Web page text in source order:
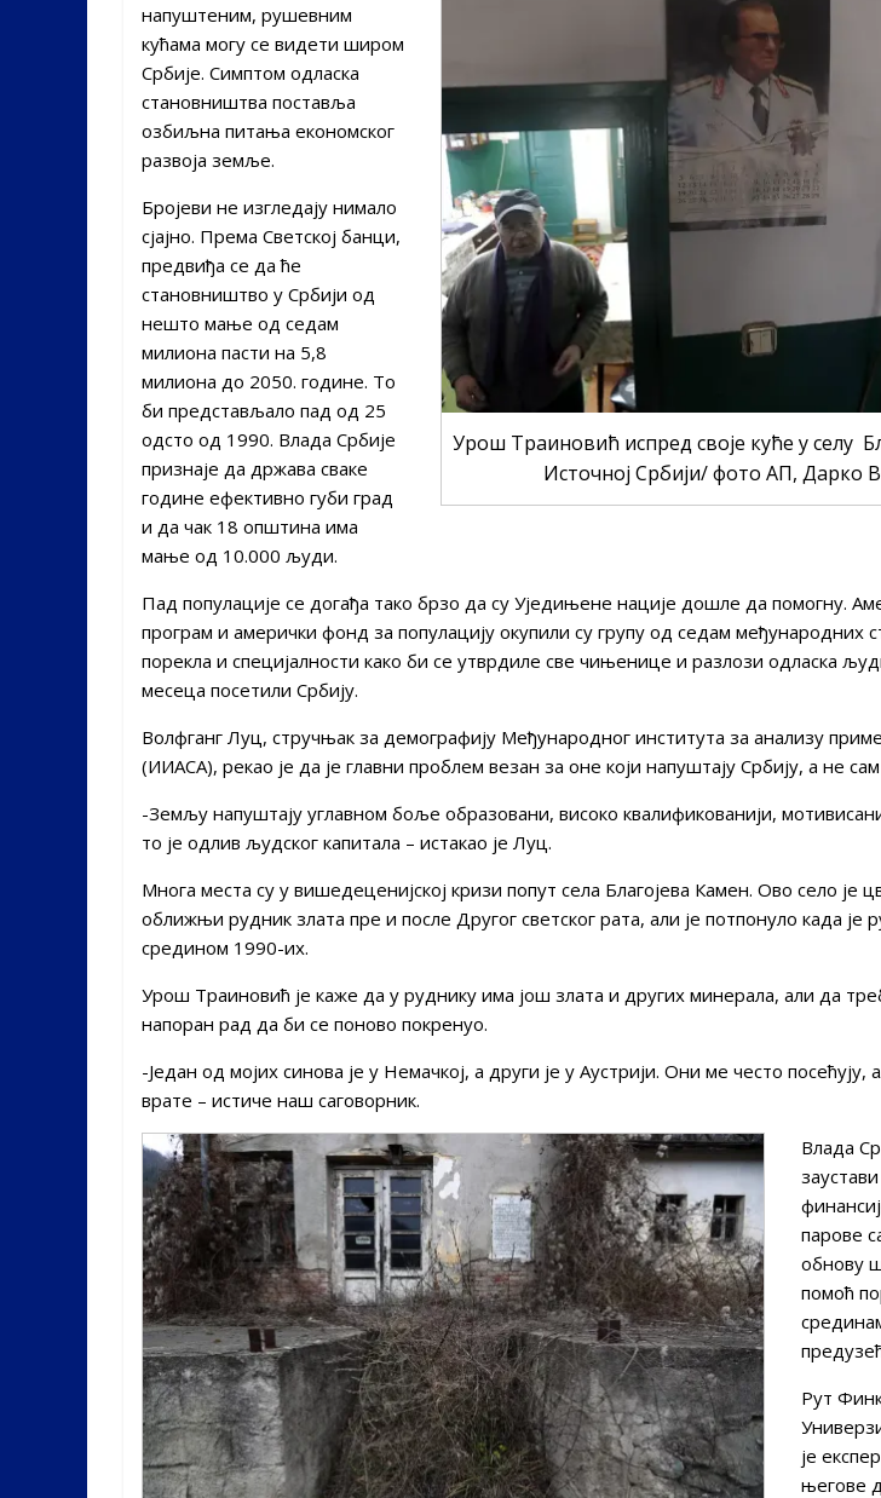
Урош Траиновић испред своје куће у селу
Источној Србији/ фото АП, Дарко
напуштеним, рушевним
кућама могу се видети широм
Србије. Симптом одласка
становништва поставља
озбиљна питања економског
развоја земље.
Бројеви не изгледају нимало
сјајно. Према Светској банци,
предвиђа се да ће
становништво у Србији од
нешто мање од седам
милиона пасти на 5,8
милиона до 2050. године. То
би представљало пад од 25
одсто од 1990. Влада Србије
признаје да држава сваке
године ефективно губи град
и да чак 18 општина има
мање од 10.000 људи.
Пад популације се догађа тако брзо да су Уједињене нације дошле да помогну.
програм и амерички фонд за популацију окупили су групу од седам међународних
порекла и специјалности како би се утврдиле све чињенице и разлози одласка
месеца посетили Србију.
Волфганг Луц, стручњак за демографију Међународног института за анализу
(ИИАСА), рекао је да је главни проблем везан за оне који напуштају Србију, а не
-Земљу напуштају углавном боље образовани, високо квалификованији,
то је одлив људског капитала – истакао је Луц.
Многа места су у вишедеценијској кризи попут села Благојева Камен. Ово село је
оближњи рудник злата пре и после Другог светског рата, али је потпонуло када је
средином 1990-их.
Урош Траиновић је каже да у руднику има још злата и других минерала, али да
напоран рад да би се поново покренуо.
-Један од мојих синова је у Немачкој, а други је у Аустрији. Они ме често посећују,
врате – истиче наш саговорник.
Влада
парове
обнову
помоћ
Рут
је
његове